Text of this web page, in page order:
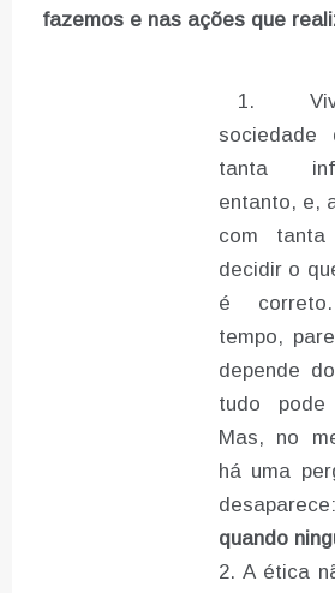
fazemos e nas ações que
sociedade
tanta
entanto, e,
com tanta
decidir o
é
tempo,
depende
tudo
Mas, no
há uma
quando
A ética